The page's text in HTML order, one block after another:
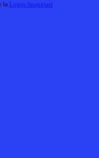
la Login Spaggiari